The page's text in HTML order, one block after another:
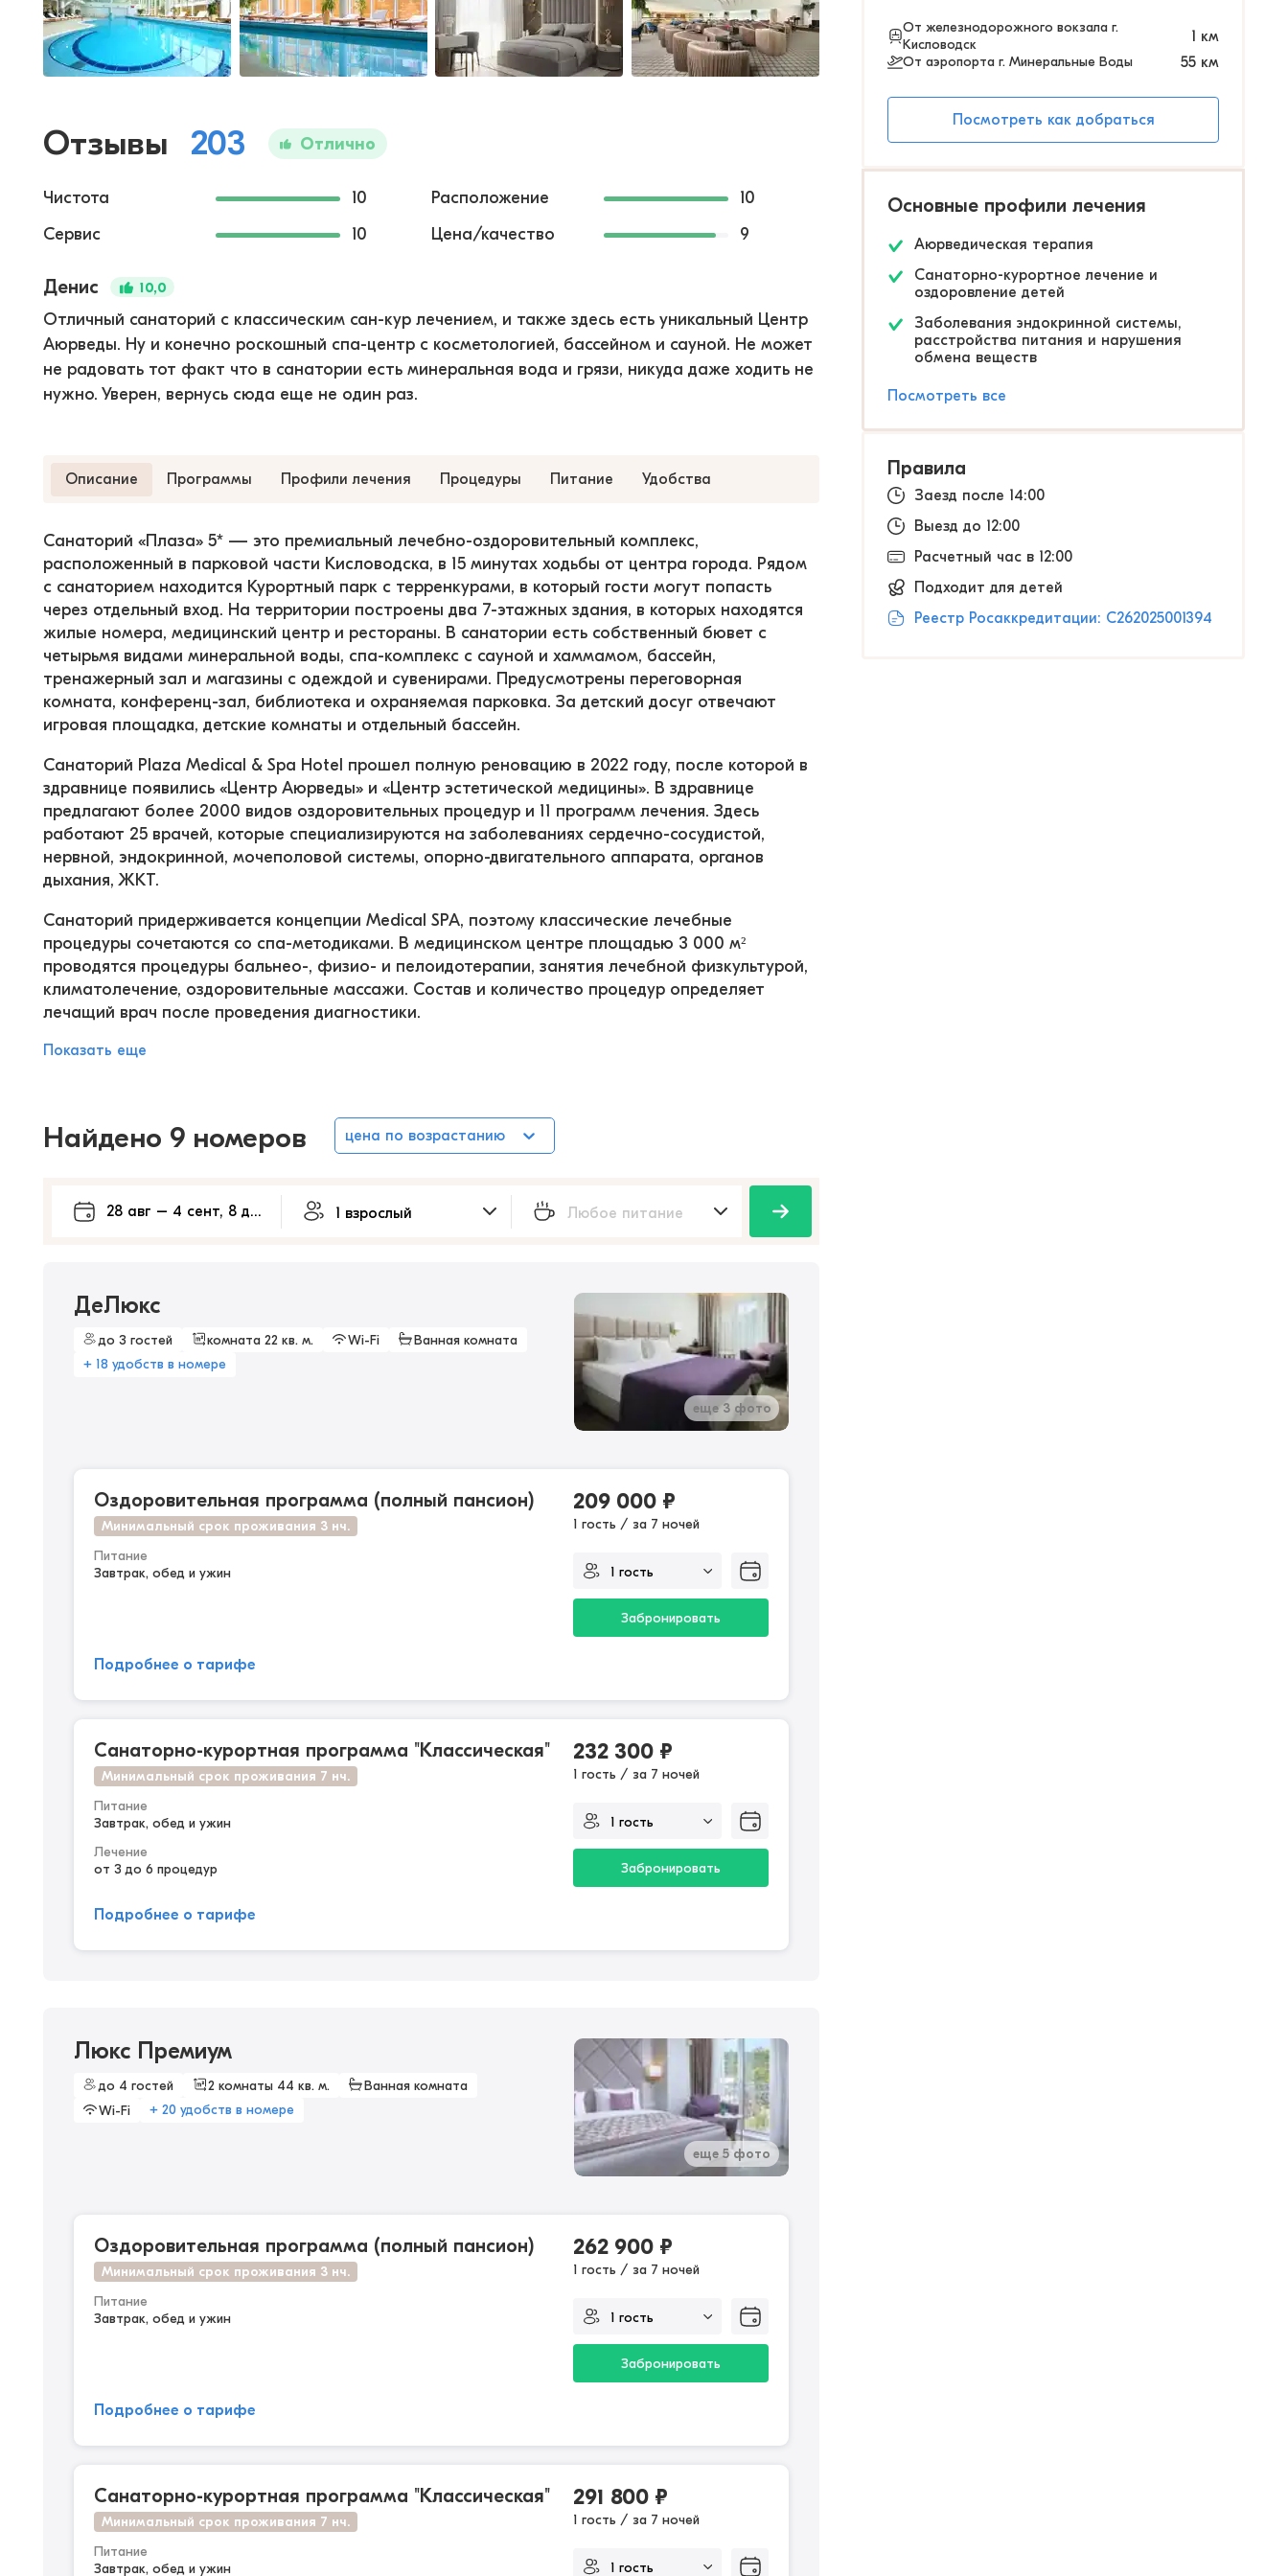
Отзывы 203 Отлично
Чистота 10 Расположение
10
Сервис
10 Цена/качество 9
Денис 10,0
Отличный санаторий с классическим сан-кур лечением, и также здесь есть уникальный Центр
Аюрведы. Ну и конечно роскошный спа-центр с косметологией, бассейном и сауной. Не может
не радовать тот факт что в санатории есть минеральная вода и грязи, никуда даже ходить не
нужно. Уверен, вернусь сюда еще не один раз.
Описание Программы Профили лечения Процедуры Питание Удобства
Санаторий «Плаза» 5* — это премиальный лечебно-оздоровительный комплекс,
расположенный в парковой части Кисловодска, в 15 минутах ходьбы от центра города. Рядом
с санаторием находится Курортный парк с терренкурами, в который гости могут попасть
через отдельный вход. На территории построены два 7-этажных здания, в которых находятся
жилые номера, медицинский центр и рестораны. В санатории есть собственный бювет с
четырьмя видами минеральной воды, спа-комплекс с сауной и хаммамом, бассейн,
тренажерный зал и магазины с одеждой и сувенирами. Предусмотрены переговорная
комната, конференц-зал, библиотека и охраняемая парковка. За детский досуг отвечают
игровая площадка, детские комнаты и отдельный бассейн.
Санаторий Plaza Medical & Spa Hotel прошел полную реновацию в 2022 году, после которой в
здравнице появились «Центр Аюрведы» и «Центр эстетической медицины». В здравнице
предлагают более 2000 видов оздоровительных процедур и 11 программ лечения. Здесь
работают 25 врачей, которые специализируются на заболеваниях сердечно-сосудистой,
нервной, эндокринной, мочеполовой системы, опорно-двигательного аппарата, органов
дыхания, ЖКТ.
Санаторий придерживается концепции Medical SPA, поэтому классические лечебные
процедуры сочетаются со спа-методиками. В медицинском центре площадью 3 000 м²
проводятся процедуры бальнео-, физио- и пелоидотерапии, занятия лечебной физкультурой,
климатолечение, оздоровительные массажи. Состав и количество процедур определяет
лечащий врач после проведения диагностики.
Показать еще
Найдено 9 номеров цена по возрастанию
ДеЛюкс
до 3 гостей комната 22 кв. м. Wi-Fi
Ванная комната
+ 18 удобств в номере
еще 3 фото
Оздоровительная программа (полный пансион)
Минимальный срок проживания 3 нч.
Питание
Завтрак, обед и ужин
209 000 ₽
1 гость / за 7 ночей
Забронировать
Подробнее о тарифе
Санаторно-курортная программа "Классическая"
Минимальный срок проживания 7 нч.
Питание
Завтрак, обед и ужин
Лечение
от 3 до 6 процедур
232 300 ₽
1 гость / за 7 ночей
Забронировать
Подробнее о тарифе
Люкс Премиум
до 4 гостей 2 комнаты 44 кв. м.
Ванная комната
Wi-Fi
+ 20 удобств в номере
еще 5 фото
Оздоровительная программа (полный пансион)
Минимальный срок проживания 3 нч.
Питание
Завтрак, обед и ужин
262 900 ₽
1 гость / за 7 ночей
Забронировать
Подробнее о тарифе
Санаторно-курортная программа "Классическая"
Минимальный срок проживания 7 нч.
Питание
Завтрак, обед и ужин
291 800 ₽
1 гость / за 7 ночей
От железнодорожного вокзала г.
Кисловодск
1 км
От аэропорта г. Минеральные Воды 55 км
Посмотреть как добраться
Основные профили лечения
Аюрведическая терапия
Санаторно-курортное лечение и
оздоровление детей
Заболевания эндокринной системы,
расстройства питания и нарушения
обмена веществ
Посмотреть все
Правила
Заезд после 14:00
Выезд до 12:00
Расчетный час в 12:00
Подходит для детей
Реестр Росаккредитации: С262025001394